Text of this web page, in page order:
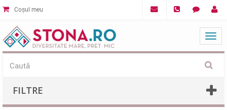
Coșul meu
FILTRE